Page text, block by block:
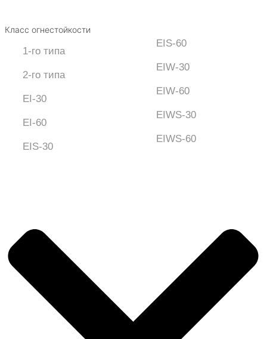
Класс огнестойкости
1-го типа
2-го типа
EI-30
EI-60
EIS-30
EIS-60
EIW-30
EIW-60
EIWS-30
EIWS-60